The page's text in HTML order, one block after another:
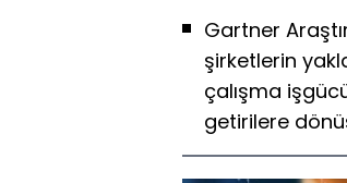
Gartner
şirketlerin
çalışma
getirilere